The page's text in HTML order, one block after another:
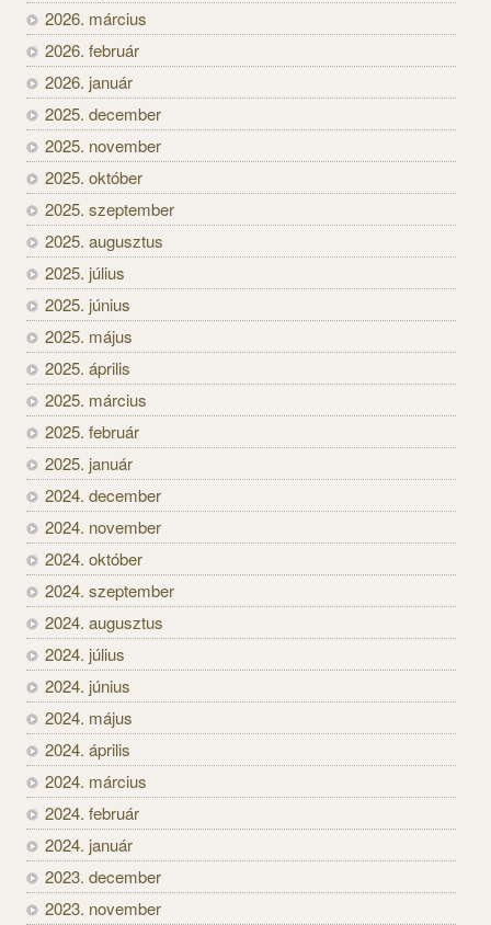
2026. március
2026. február
2026. január
2025. december
2025. november
2025. október
2025. szeptember
2025. augusztus
2025. július
2025. június
2025. május
2025. április
2025. március
2025. február
2025. január
2024. december
2024. november
2024. október
2024. szeptember
2024. augusztus
2024. július
2024. június
2024. május
2024. április
2024. március
2024. február
2024. január
2023. december
2023. november